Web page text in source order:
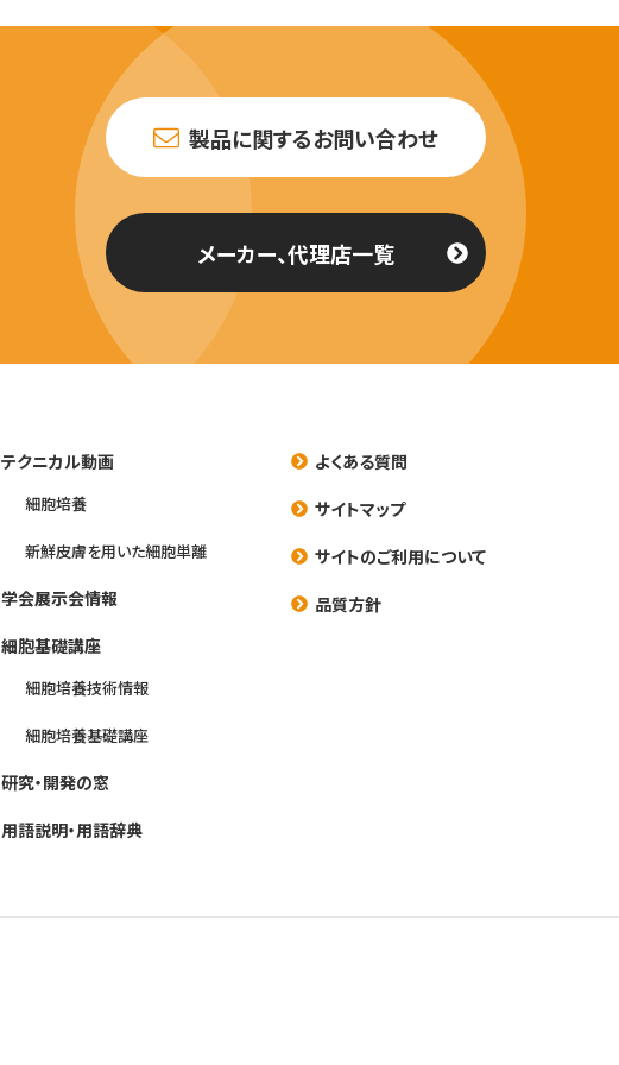
製品に関するお問い合わせ
メーカー、代理店一覧
テクニカル動画
細胞培養
新鮮皮膚を用いた細胞単離
学会展示会情報
細胞基礎講座
細胞培養技術情報
細胞培養基礎講座
研究・開発の窓
用語説明・用語辞典
よくある質問
サイトマップ
サイトのご利用について
品質方針